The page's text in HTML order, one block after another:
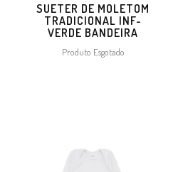
SUETER DE MOLETOM
TRADICIONAL INF-
VERDE BANDEIRA
Produto Esgotado